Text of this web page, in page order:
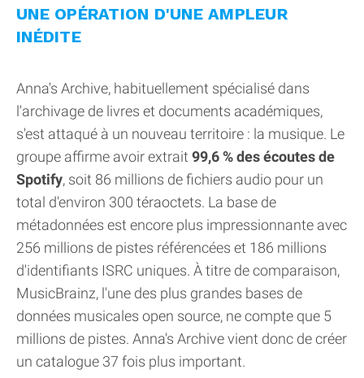
UNE OPÉRATION D'UNE AMPLEUR
INÉDITE
Anna's Archive, habituellement spécialisé dans
l'archivage de livres et documents académiques,
s'est attaqué à un nouveau territoire : la musique. Le
groupe affirme avoir extrait 99,6 % des écoutes de
Spotify, soit 86 millions de fichiers audio pour un
total d'environ 300 téraoctets. La base de
métadonnées est encore plus impressionnante avec
256 millions de pistes référencées et 186 millions
d'identifiants ISRC uniques. À titre de comparaison,
MusicBrainz, l'une des plus grandes bases de
données musicales open source, ne compte que 5
millions de pistes. Anna's Archive vient donc de créer
un catalogue 37 fois plus important.